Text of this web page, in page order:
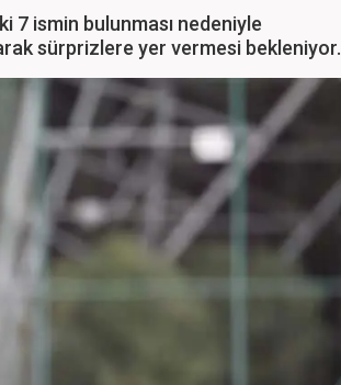
7 ismin bulunması nedeniyle
sürprizlere yer vermesi bekleniyor.